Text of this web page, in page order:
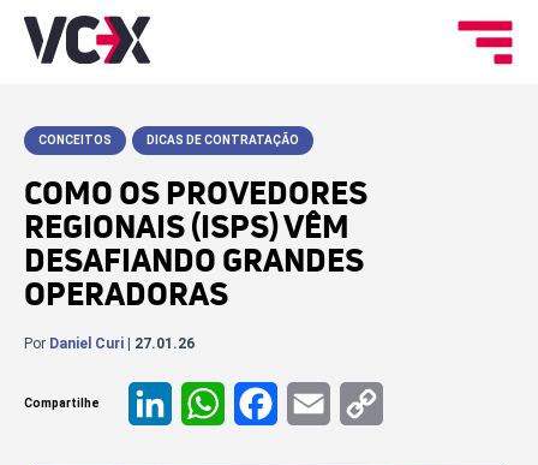
CONCEITOS DICAS DE CONTRATAÇÃO
COMO OS PROVEDORES
REGIONAIS (ISPS) VÊM
DESAFIANDO GRANDES
OPERADORAS
Por Daniel Curi | 27.01.26
Compartilhe